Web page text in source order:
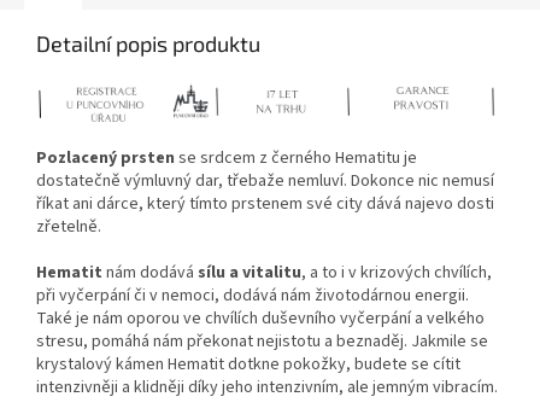
Detailní popis produktu
Pozlacený prsten se srdcem z černého Hematitu je
dostatečně výmluvný dar, třebaže nemluví. Dokonce nic nemusí
říkat ani dárce, který tímto prstenem své city dává najevo dosti
zřetelně.
Hematit nám dodává sílu a vitalitu, a to i v krizových chvílích,
při vyčerpání či v nemoci, dodává nám životodárnou energii.
Také je nám oporou ve chvílích duševního vyčerpání a velkého
stresu, pomáhá nám překonat nejistotu a beznaděj. Jakmile se
krystalový kámen Hematit dotkne pokožky, budete se cítit
intenzivněji a klidněji díky jeho intenzivním, ale jemným vibracím.